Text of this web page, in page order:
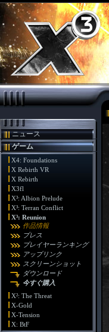
ニュース
ゲーム
X4: Foundations
X Rebirth VR
X Rebirth
X3fl
X³: Albion Prelude
X³: Terran Conflict
X³: Reunion
作品情報
プレス
プレイヤーランキング
アップリンク
スクリーンショット
ダウンロード
今すぐ購入
X²: The Threat
X-Gold
X-Tension
X: BtF